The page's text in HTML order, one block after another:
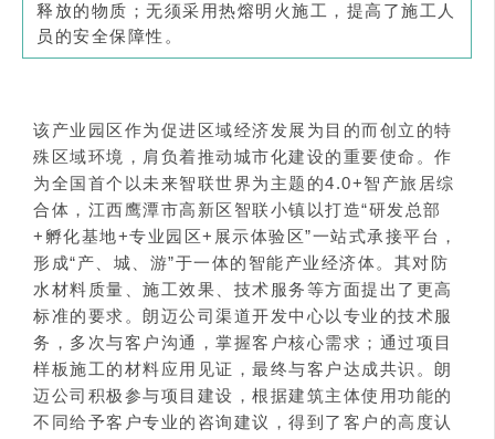
释放的物质；无须采用热熔明火施工，提高了施工人
员的安全保障性。
该产业园区作为促进区域经济发展为目的而创立的特
殊区域环境，肩负着推动城市化建设的重要使命。作
为全国首个以未来智联世界为主题的4.0+智产旅居综
合体，江西鹰潭市高新区智联小镇以打造“研发总部
+孵化基地+专业园区+展示体验区”一站式承接平台，
形成“产、城、游”于一体的智能产业经济体。其对防
水材料质量、施工效果、技术服务等方面提出了更高
标准的要求。朗迈公司渠道开发中心以专业的技术服
务，多次与客户沟通，掌握客户核心需求；通过项目
样板施工的材料应用见证，最终与客户达成共识。朗
迈公司积极参与项目建设，根据建筑主体使用功能的
不同给予客户专业的咨询建议，得到了客户的高度认